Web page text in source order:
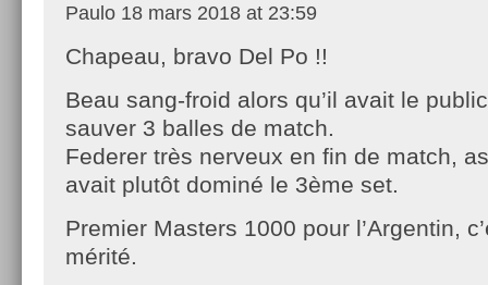
Paulo 18 mars 2018 at 23:59
Chapeau, bravo Del Po !!
Beau sang-froid alors qu’il avait le
sauver 3 balles de match.
Federer très nerveux en fin de match,
avait plutôt dominé le 3ème set.
Premier Masters 1000 pour l’Argentin,
mérité.